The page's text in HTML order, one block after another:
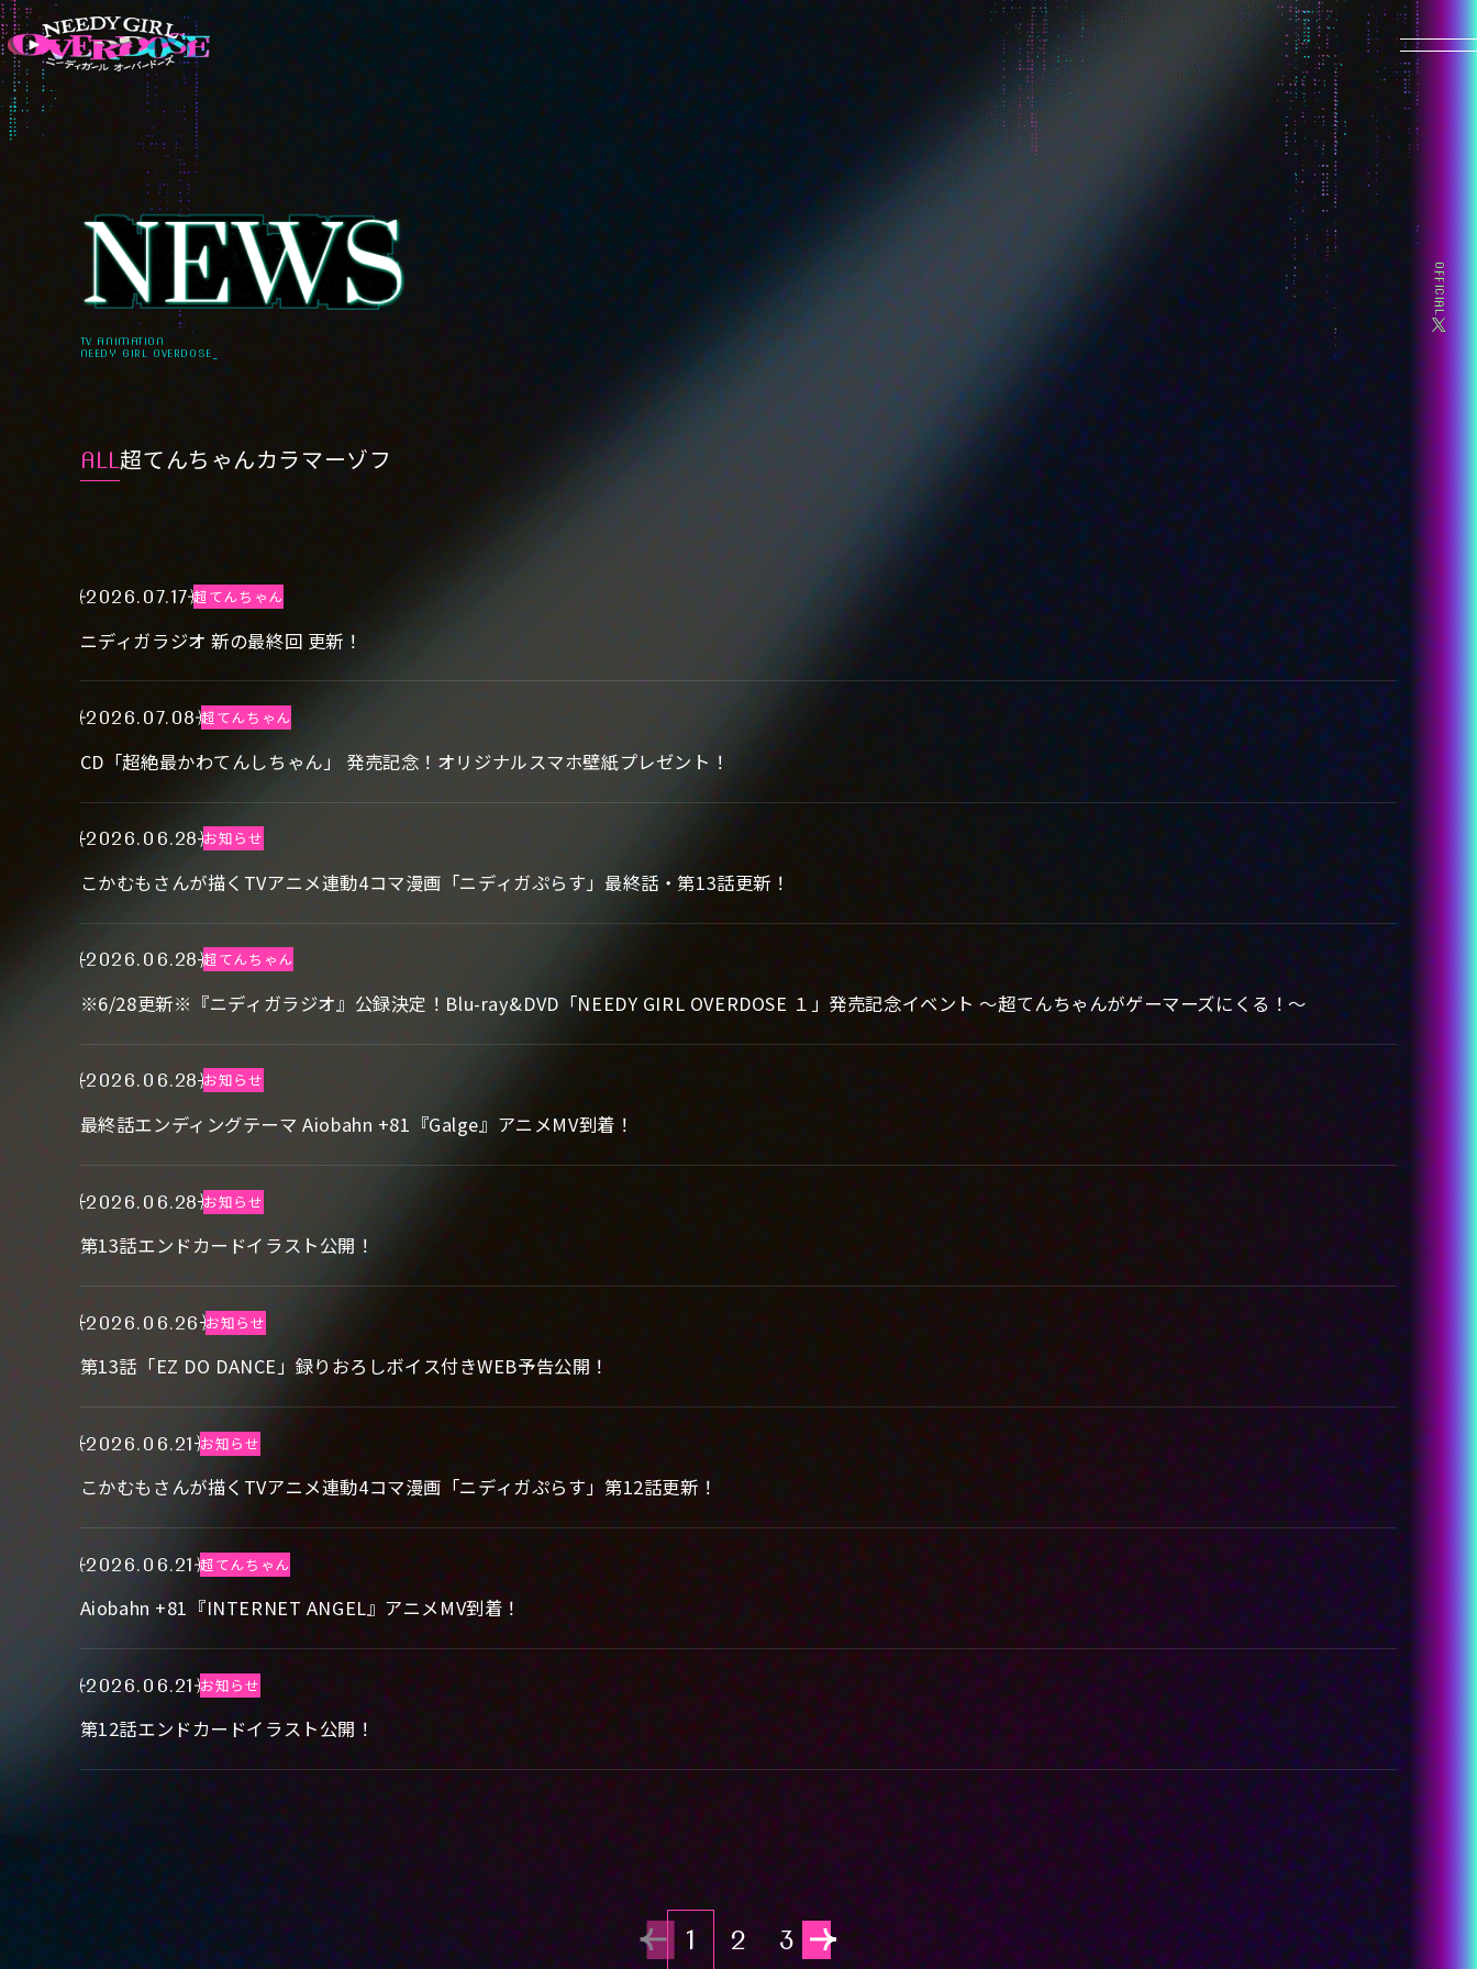
OFFICIAL
HOME
NEWS
ON AIR
MOVIE
INTRODUCTION
CHARACTER
-超絶最かわてんしちゃん
-あめちゃん
カラマーゾフ
-パープル・ロリポップ
-禰󠄀智禍さま
-かちぇ
STORY
STAFF&CAST
MUSIC
Blu-ray&DVD
RADIO
LANGUAGE
TV ANIMATION
NEEDY GIRL OVERDOSE_
ALL 超てんちゃんカラマーゾフ
2026.07.17 超てんちゃん
ニディガラジオ 新の最終回 更新！
2026.07.08 超てんちゃん
CD「超絶最かわてんしちゃん」 発売記念！オリジナルスマホ壁紙プレゼント！
2026.06.28 お知らせ
こかむもさんが描くTVアニメ連動4コマ漫画「ニディガぷらす」最終話・第13話更新！
2026.06.28 超てんちゃん
※6/28更新※『ニディガラジオ』公録決定！Blu-ray&DVD「NEEDY GIRL OVERDOSE １」発売記念イベント ～超てんちゃんがゲーマーズにくる！～
2026.06.28 お知らせ
最終話エンディングテーマ Aiobahn +81『Galge』アニメMV到着！
2026.06.28 お知らせ
第13話エンドカードイラスト公開！
2026.06.26 お知らせ
第13話「EZ DO DANCE」録りおろしボイス付きWEB予告公開！
2026.06.21 お知らせ
こかむもさんが描くTVアニメ連動4コマ漫画「ニディガぷらす」第12話更新！
2026.06.21 超てんちゃん
Aiobahn +81『INTERNET ANGEL』アニメMV到着！
2026.06.21 お知らせ
第12話エンドカードイラスト公開！
1 2 3